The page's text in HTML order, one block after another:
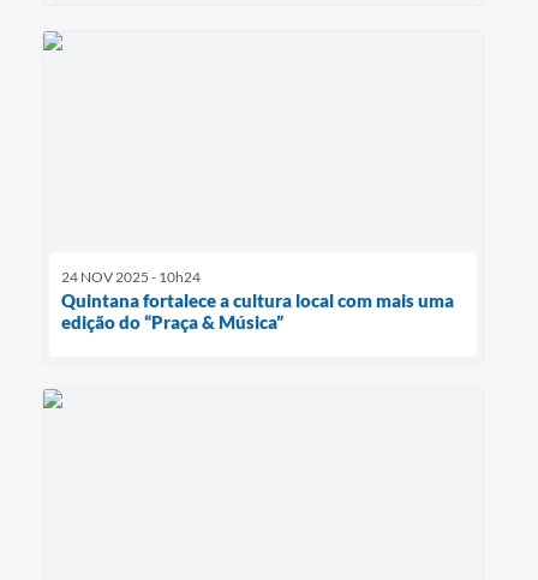
24 NOV 2025 - 10h24
Quintana fortalece a cultura local com mais uma
edição do “Praça & Música”